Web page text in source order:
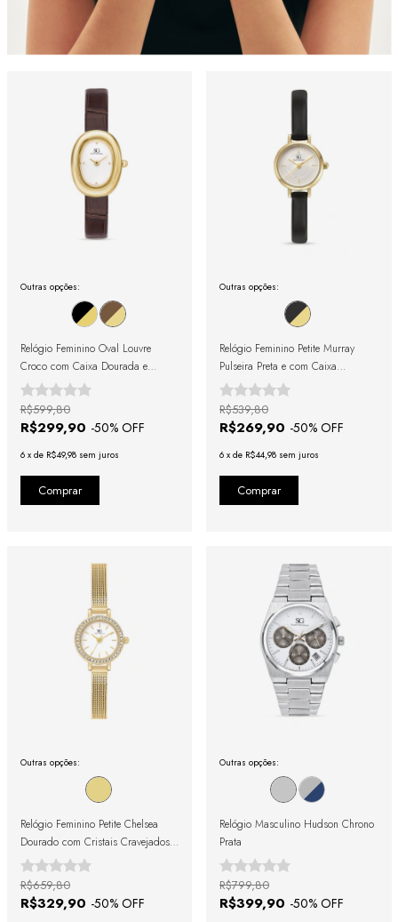
Outras opções:
Relógio Feminino Oval Louvre
Croco com Caixa Dourada e
Pulseira Marrom
R$299,90 -50% OFF
R$599,80
6 x de R$49,98 sem juros
Outras opções:
Relógio Feminino Petite Murray
Pulseira Preta e com Caixa
Dourada 19mm
R$269,90 -50% OFF
R$539,80
6 x de R$44,98 sem juros
Outras opções:
Relógio Feminino Petite Chelsea
Dourado com Cristais Cravejados
19mm
R$329,90 -50% OFF
R$659,80
Outras opções:
Relógio Masculino Hudson Chrono
Prata
R$399,90 -50% OFF
R$799,80